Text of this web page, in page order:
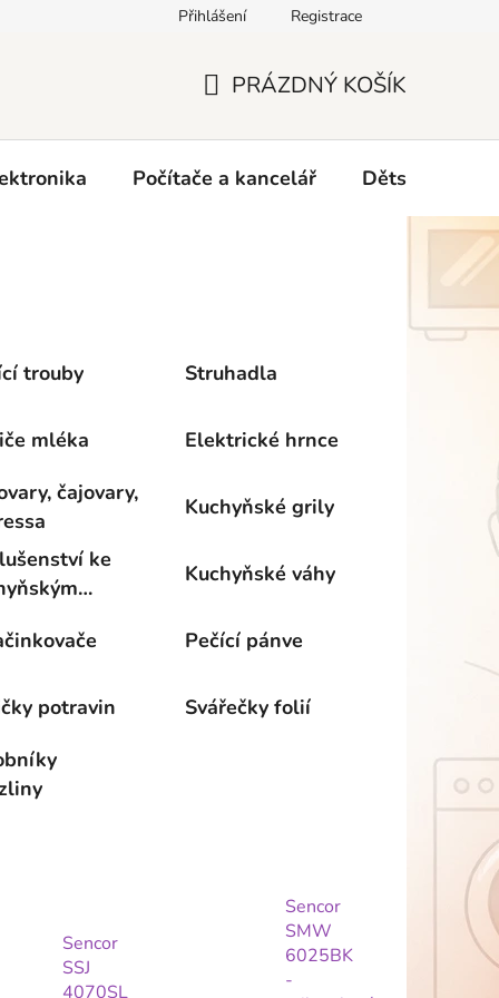
Přihlášení Registrace
KOŠÍK
PRÁZDNÝ KOŠÍK
Počítače a kancelář Dětské zboží
trouby Struhadla
mléka Elektrické hrnce
čajovary,
Kuchyňské grily
ke
Kuchyňské váhy
Pečící pánve
potravin Svářečky folií
Sencor
SSJ
4070SL
Sencor
SMW
6025BK
-